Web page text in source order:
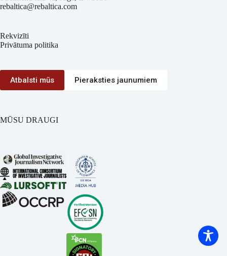
rebaltica@rebaltica.com
Rekvizīti
Privātuma politika
Atbalsti mūs Pieraksties jaunumiem
MŪSU DRAUGI